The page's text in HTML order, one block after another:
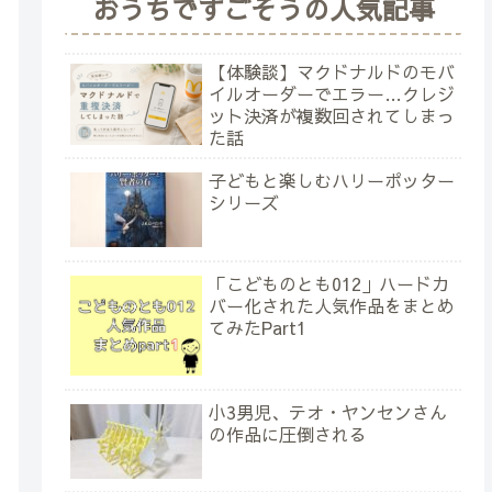
おうちですごそうの人気記事
【体験談】マクドナルドのモバ
イルオーダーでエラー…クレジ
ット決済が複数回されてしまっ
た話
子どもと楽しむハリーポッター
シリーズ
「こどものとも012」ハードカ
バー化された人気作品をまとめ
てみたPart1
小3男児、テオ・ヤンセンさん
の作品に圧倒される